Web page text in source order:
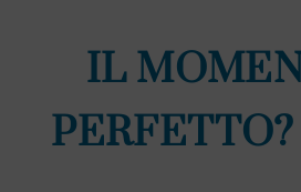
IL
PERFETTO?